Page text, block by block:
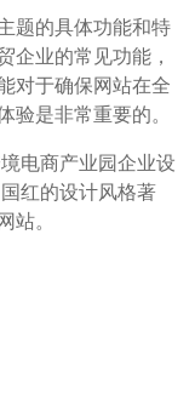
题的具体功能和特
企业的常见功能，
对于确保网站在全
是非常重要的。
电商产业园企业设
红的设计风格著
。